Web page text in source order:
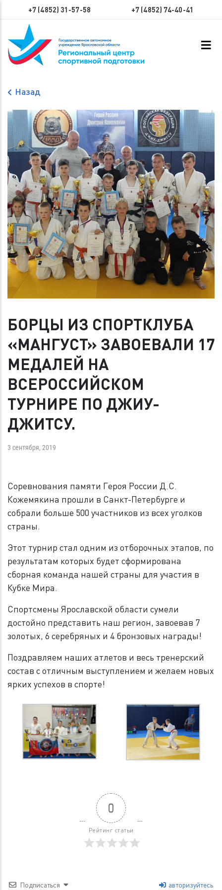
+7 (4852) 31-57-58 +7 (4852) 74-40-41
Назад
БОРЦЫ ИЗ СПОРТКЛУБА
«МАНГУСТ» ЗАВОЕВАЛИ 17
МЕДАЛЕЙ НА
ВСЕРОССИЙСКОМ
ТУРНИРЕ ПО ДЖИУ-
ДЖИТСУ.
3 сентября, 2019
Соревнования памяти Героя России Д.С.
Кожемякина прошли в Санкт-Петербурге и
собрали больше 500 участников из всех уголков
страны.
Этот турнир стал одним из отборочных этапов, по
результатам которых будет сформирована
сборная команда нашей страны для участия в
Кубке Мира.
Спортсмены Ярославской области сумели
достойно представить наш регион, завоевав 7
золотых, 6 серебряных и 4 бронзовых награды!
Поздравляем наших атлетов и весь тренерский
состав с отличным выступлением и желаем новых
ярких успехов в спорте!
0
Рейтинг статьи
Подписаться авторизуйтесь